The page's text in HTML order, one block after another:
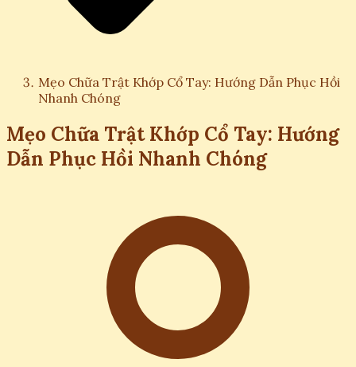
Mẹo Chữa Trật Khớp Cổ Tay: Hướng Dẫn Phục Hồi
Nhanh Chóng
Mẹo Chữa Trật Khớp Cổ Tay: Hướng
Dẫn Phục Hồi Nhanh Chóng